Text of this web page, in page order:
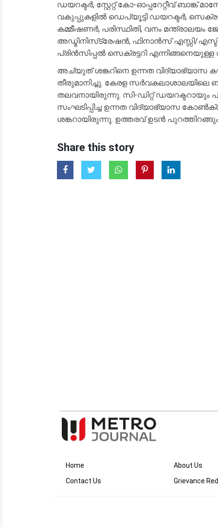
ഡയറക്ടർ, സ്റ്റേറ്റ് കോ-ഓപ്പറേറ്റീവ് ബാങ്ക്
വകുപ്പുകളിൽ ഡെപ്യൂട്ടി ഡയറക്ടർ,
കമ്മീഷണർ, പരിസ്ഥിതി, വനം
അഡ്മിനിസ്‌ട്രേഷൻ, ഫിനാൻസ് എസ്സി/
പ്രിൻസിപ്പൽ സെക്രട്ടറി എന്നിങ്ങനെയുള്ള
അച്യുത് ശങ്കറിനെ ഉന്നത
തീരുമാനിച്ചു. കേരള സർവകലാശാലയിലെ
തലവനായിരുന്നു. സി-ഡിറ്റ് ഡയറക്ടറായും
സംഘടിപ്പിച്ച ഉന്നത വിദ്യാഭ്യാസ
ശങ്കറായിരുന്നു. ഉത്തരവ് ഉടൻ
Share this story
Home About Us
Contact Us
Grievance